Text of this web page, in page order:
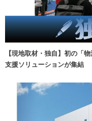
【現地取材・独自】初の「
支援ソリューションが集結